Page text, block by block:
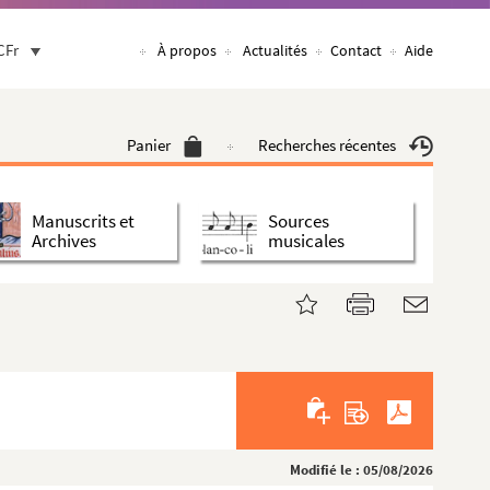
À propos Actualités Contact Aide
Panier Recherches récentes
Manuscrits et
Archives
Sources
musicales
Modifié le : 05/08/2026